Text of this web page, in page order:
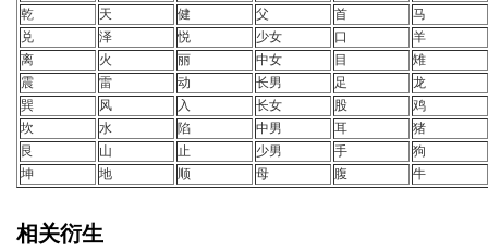
乾
天 健 父 首
马
兑
泽 悦 少女 口
羊
离
火 丽 中女 目
雉
震
雷 动 长男 足
龙
巽
风 入 长女 股
鸡
坎
水 陷 中男 耳
猪
艮
山 止 少男 手
狗
坤
地 顺 母 腹 牛
相关衍生